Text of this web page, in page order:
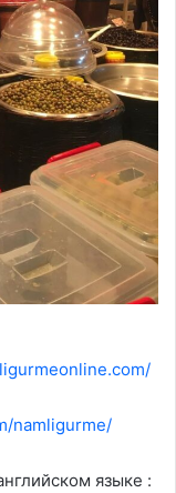
namligurme/
языке :